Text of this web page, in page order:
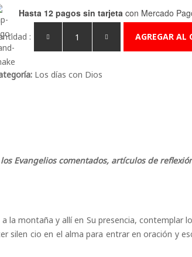
Hasta 12 pagos sin tarjeta con Mercado
: AGREGAR AL
Los días con Dios
Evangelios comentados, artículos de
la montaña y allí en Su presencia, contemplar
silen cio en el alma para entrar en oración y